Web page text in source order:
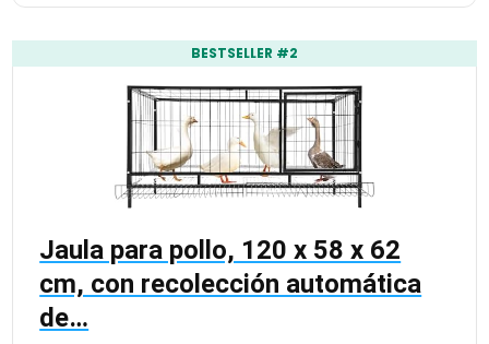
BESTSELLER #2
Jaula para pollo, 120 x 58 x 62
cm, con recolección automática
de…